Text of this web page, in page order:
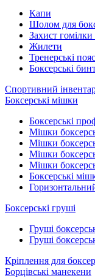
Капи
Шолом для
Захист
Жилети
Тренерські
Боксерські
Спортивний
Боксерські мішки
Боксерські
Мішки
Мішки
Мішки
Мішки
Боксерські
Боксерські груші
Груші
Груші
Кріплення для
Борцівські манекени